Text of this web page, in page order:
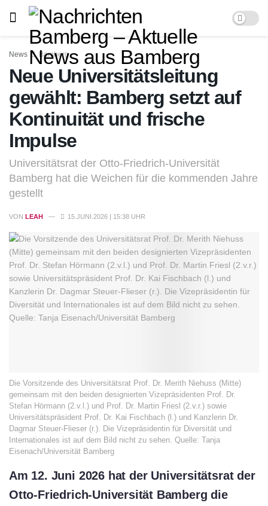
News Bamberg
Neue Universitätsleitung
gewählt: Bamberg setzt auf
Kontinuität und frische
Impulse
Universitätsrat der Otto-Friedrich-Universität
Bamberg hat die Weichen für die kommenden Jahre
gestellt
VON LEAH 15.JUNI.2026 | 15:38 UHR
Die Vorsitzende des Universitätsrat Prof. Dr. Merith Niehuss (Mitte)
gemeinsam mit den beiden designierten Vizepräsidenten Prof. Dr.
Stefan Hörmann (2.v.l.) und Prof. Dr. Martin Friesl (2.v.r.) sowie
Universitätspräsident Prof. Dr. Kai Fischbach (l.) und Kanzlerin Dr.
Dagmar Steuer-Flieser (r.). Die Vizepräsidentin für Diversität und
Internationales ist auf dem Bild nicht zu sehen. Quelle: Tanja
Eisenach/Universität Bamberg
Am 12. Juni 2026 hat der Universitätsrat der
Otto-Friedrich-Universität Bamberg die